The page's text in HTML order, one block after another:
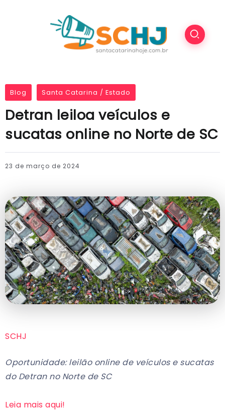
Blog Santa Catarina / Estado
Detran leiloa veículos e
sucatas online no Norte de SC
23 de março de 2024
SCHJ
Oportunidade: leilão online de veículos e sucatas
do Detran no Norte de SC
Leia mais aqui!